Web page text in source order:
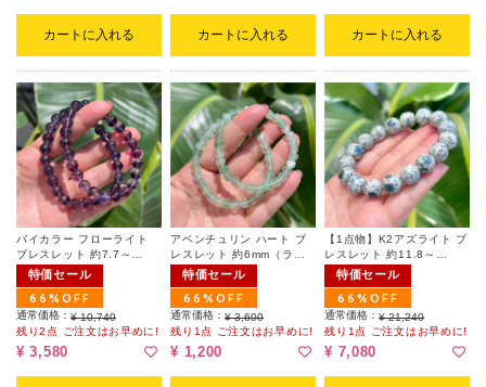
カートに入れる カートに入れる カートに入れる
バイカラー フローライト
ブレスレット 約7.7～
8.2mm（ランダム）
特価セール
66%OFF
通常価格： ¥ 10,740
残り2点 ご注文はお早めに!
¥ 3,580
アベンチュリン ハート ブ
レスレット 約6mm（ラン
ダム）
特価セール
66%OFF
通常価格：¥ 3,600
残り1点 ご注文はお早めに!
¥ 1,200
【1点物】K2アズライト ブ
レスレット 約11.8～
12.2mm
特価セール
66%OFF
通常価格：¥ 21,240
残り1点 ご注文はお早めに!
¥ 7,080